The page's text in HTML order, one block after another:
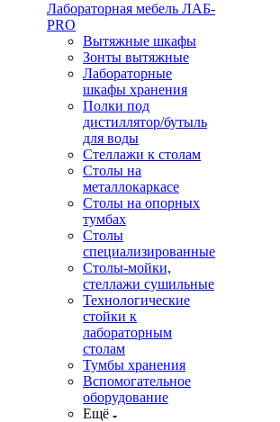
Лабораторная мебель ЛАБ-
PRO
Вытяжные шкафы
Зонты вытяжные
Лабораторные
шкафы хранения
Полки под
дистиллятор/бутыль
для воды
Стеллажи к столам
Столы на
металлокаркасе
Столы на опорных
тумбах
Столы
специализированные
Столы-мойки,
стеллажи сушильные
Технологические
стойки к
лабораторным
столам
Тумбы хранения
Вспомогательное
оборудование
Ещё